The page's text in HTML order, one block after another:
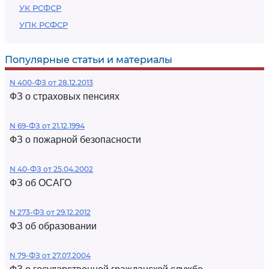
УК РСФСР
УПК РСФСР
Популярные статьи и материалы
N 400-ФЗ от 28.12.2013
ФЗ о страховых пенсиях
N 69-ФЗ от 21.12.1994
ФЗ о пожарной безопасности
N 40-ФЗ от 25.04.2002
ФЗ об ОСАГО
N 273-ФЗ от 29.12.2012
ФЗ об образовании
N 79-ФЗ от 27.07.2004